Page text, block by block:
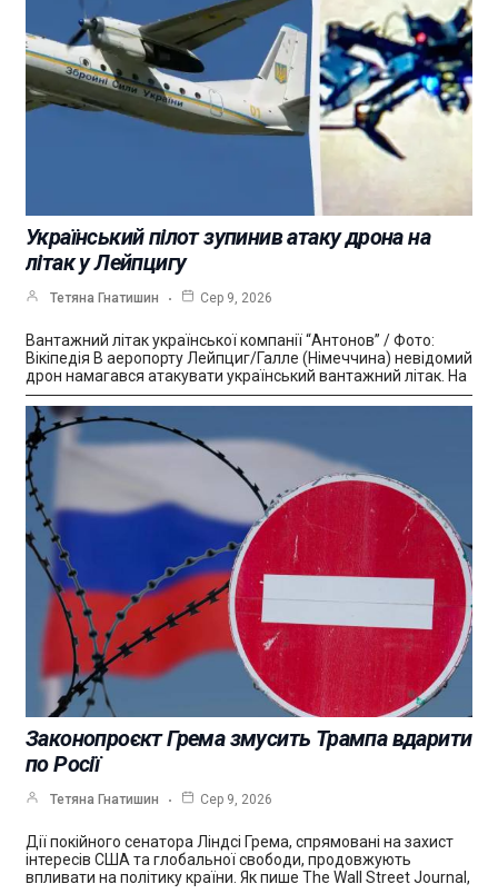
Український пілот зупинив атаку дрона на
літак у Лейпцигу
Тетяна Гнатишин Сер 9, 2026
Вантажний літак української компанії “Антонов” / Фото:
Вікіпедія В аеропорту Лейпциг/Галле (Німеччина) невідомий
дрон намагався атакувати український вантажний літак. На
Законопроєкт Грема змусить Трампа вдарити
по Росії
Тетяна Гнатишин Сер 9, 2026
Дії покійного сенатора Ліндсі Грема, спрямовані на захист
інтересів США та глобальної свободи, продовжують
впливати на політику країни. Як пише The Wall Street Journal,